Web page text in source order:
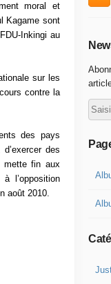
moral et
Kagame sont
Inkingi au
sur les
contre la
des pays
des
mette fin aux
l’opposition
août 2010.